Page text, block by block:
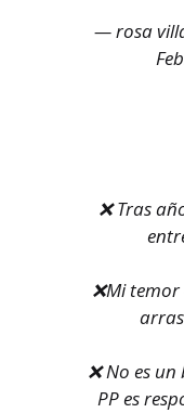
— rosa
❌ Tras
❌Mi
❌ No es
PP es